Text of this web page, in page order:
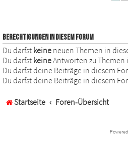
BERECHTIGUNGEN IN DIESEM FORUM
Du darfst keine neuen Themen in
Du darfst keineAntworten zu
Du darfst deine Beiträge in diesem
Du darfst deine Beiträge in diesem
Startseite Foren-Übersicht